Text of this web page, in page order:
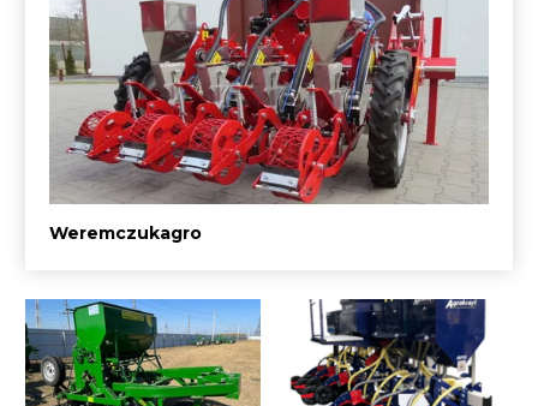
Weremczukagro